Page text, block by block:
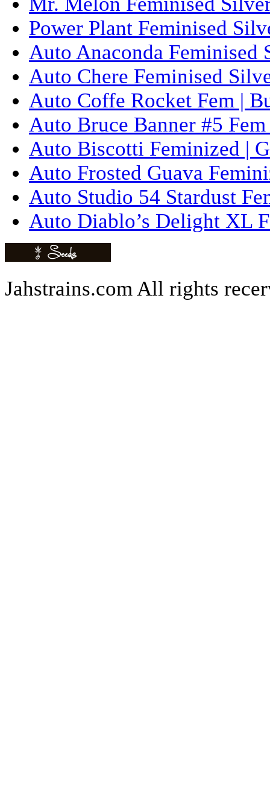
Power Plant Feminised
Auto Anaconda Feminised
Auto Chere Feminised
Auto Coffe Rocket Fem |
Auto Bruce Banner #5
Auto Biscotti Feminized |
Auto Frosted Guava
Auto Studio 54 Stardust
Auto Diablo’s Delight XL
Jahstrains.comAll rights